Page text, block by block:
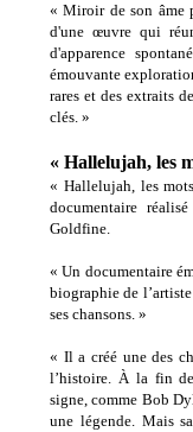
« Miroir de son âme
d'une œuvre qui
d'apparence
émouvante
rares et des extraits
clés. »
« Hallelujah, les
« Hallelujah, les
documentaire
Goldfine.
« Un documentaire
biographie de
ses chansons. »
« Il a créé une des
l’histoire. À la fin
signe, comme Bob
une légende. Mais